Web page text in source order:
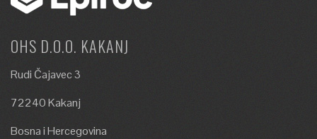
OHS D.O.O. KAKANJ
Rudi Čajavec 3
72240 Kakanj
Bosna i Hercegovina